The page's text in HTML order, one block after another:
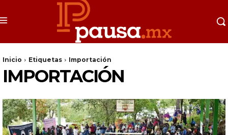
Inicio Etiquetas Importación
IMPORTACIÓN